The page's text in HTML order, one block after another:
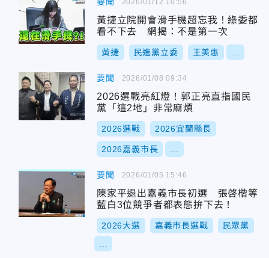
黃捷立院開會滑手機超忘我！綠委都
看不下去 網揭：不是第一次
黃捷 民進黨立委 王美惠
要聞
2026選戰亮紅燈！郭正亮直指國民
黨「這2地」非常麻煩
2026選戰 2026宜蘭縣長
2026嘉義市長
2026/01/08 09:34
要聞
陳家平退出嘉義市長初選 張啓楷等
藍白3位競爭者都表態拚下去！
2026大選 嘉義市長選戰 民眾黨
2026/01/05 15:46